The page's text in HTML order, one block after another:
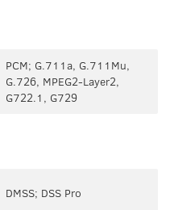
PCM; G.711a, G.711Mu,
G.726, MPEG2-Layer2,
G722.1, G729
DMSS; DSS Pro